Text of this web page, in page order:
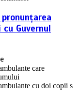
Guvernul